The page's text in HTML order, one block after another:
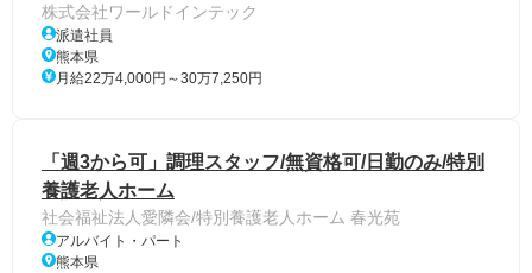
株式会社ワールドインテック
派遣社員
熊本県
月給22万4,000円～30万7,250円
「週3から可」調理スタッフ/無資格可/日勤のみ/特別
養護老人ホーム
社会福祉法人愛隣会/特別養護老人ホーム 春光苑
アルバイト・パート
熊本県